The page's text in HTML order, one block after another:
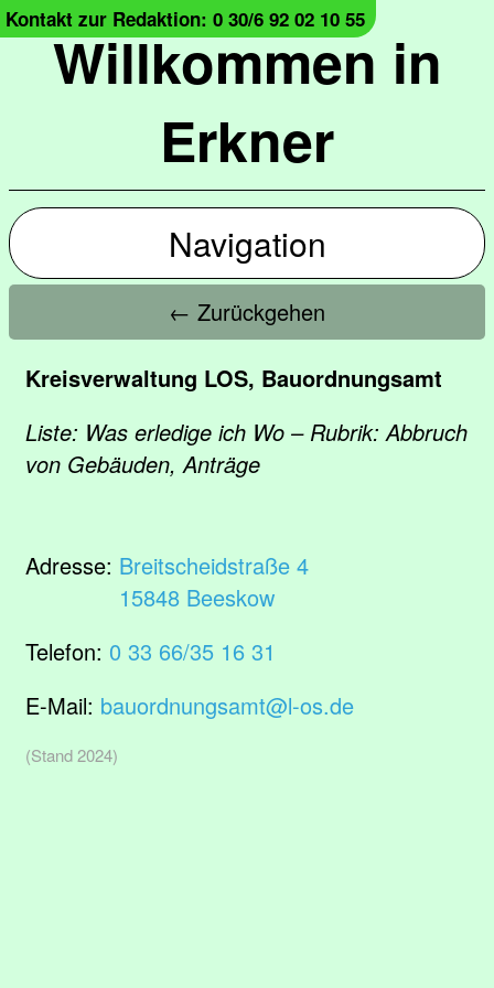
Willkommen in
Erkner
Kontakt zur Redaktion: 0 30/6 92 02 10 55
Navigation
← Zurückgehen
Kreisverwaltung LOS, Bauordnungsamt
Liste: Was erledige ich Wo – Rubrik: Abbruch
von Gebäuden, Anträge
Adresse: Breitscheidstraße 4
15848 Beeskow
Telefon: 0 33 66/35 16 31
E-Mail: bauordnungsamt@l-os.de
(Stand 2024)